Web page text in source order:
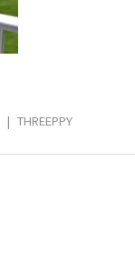
| THREEPPY